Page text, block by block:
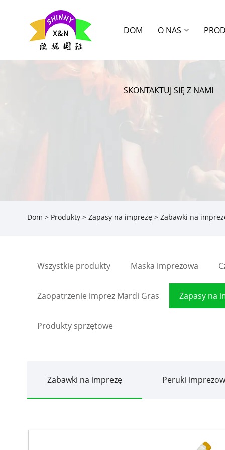
DOM O NAS
SKONTAKTUJ SIĘ Z NAMI
Dom > Produkty> Zapasy na imprezę> Zabawki na
Wszystkie produkty Maska imprezowa
Zaopatrzenie imprez Mardi Gras Zapasy na
Produkty sprzętowe
Zabawki na imprezę Peruki